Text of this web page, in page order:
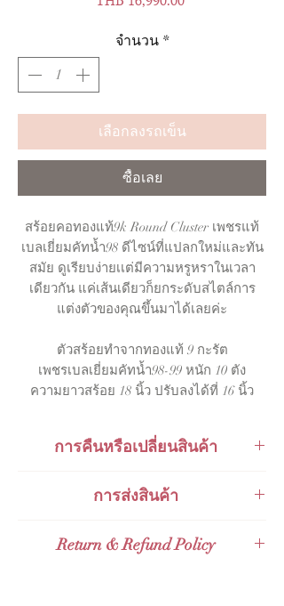
จำนวน *
เลือกลงรถเข็น
ซื้อเลย
สร้อยคอทองแท้9k Round Cluster เพชรแท้
เบลเยี่ยมคัทน้ำ98 ดีไซน์ที่แปลกใหม่และทัน
สมัย ดูเรียบง่ายเเต่มีความหรูหราในเวลา
เดียวกัน แค่เส้นเดียวก็ยกระดับสไตล์การ
แต่งตัวของคุณขึ้นมาได้เลยค่ะ
ตัวสร้อยทำจากทองแท้ 9 กะรัต
เพชรเบลเยี่ยมคัทน้ำ98-99 หนัก 10 ตัง
ความยาวสร้อย 18 นิ้ว ปรับลงได้ที่ 16 นิ้ว
การคืนหรือเปลี่ยนสินค้า
ชั่วโมงหลังจากการรับของ
การส่งสินค้า
ส่งกับไปรษณีย์ไทย Thailand Post (EMS)
Return & Refund Policy